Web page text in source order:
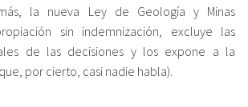
la nueva Ley de Geología y Minas
sin indemnización, excluye las
de las decisiones y los expone a la
por cierto, casi nadie habla).